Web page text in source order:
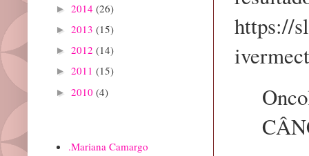
https://
► 2014 (26)
► 2013 (15)
► 2012 (14)
► 2011 (15)
► 2010 (4)
.Mariana Camargo